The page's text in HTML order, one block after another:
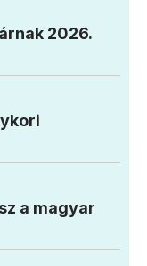
2026.
a magyar